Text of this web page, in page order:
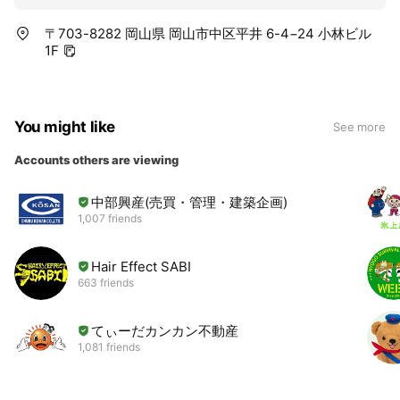
〒703-8282 岡山県 岡山市中区平井 6-4−24 小林ビル
1F
You might like See more
Accounts others are viewing
中部興産(売買・管理・建築企画)
1,007 friends
Hair Effect SABI
663 friends
てぃーだカンカン不動産
1,081 friends